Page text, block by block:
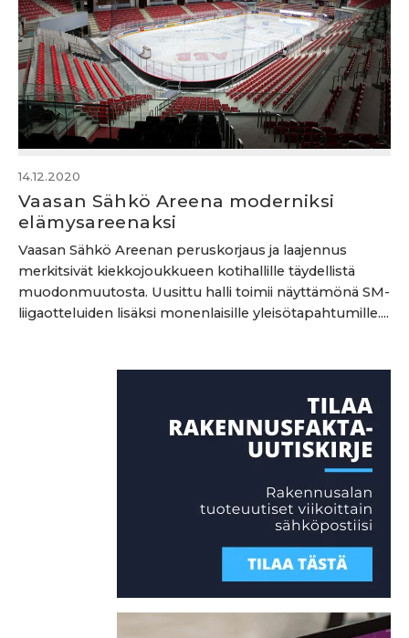
14.12.2020
Vaasan Sähkö Areena moderniksi
elämysareenaksi
Vaasan Sähkö Areenan peruskorjaus ja laajennus
merkitsivät kiekkojoukkueen kotihallille täydellistä
muodonmuutosta. Uusittu halli toimii näyttämönä SM-
liigaotteluiden lisäksi monenlaisille yleisötapahtumille....